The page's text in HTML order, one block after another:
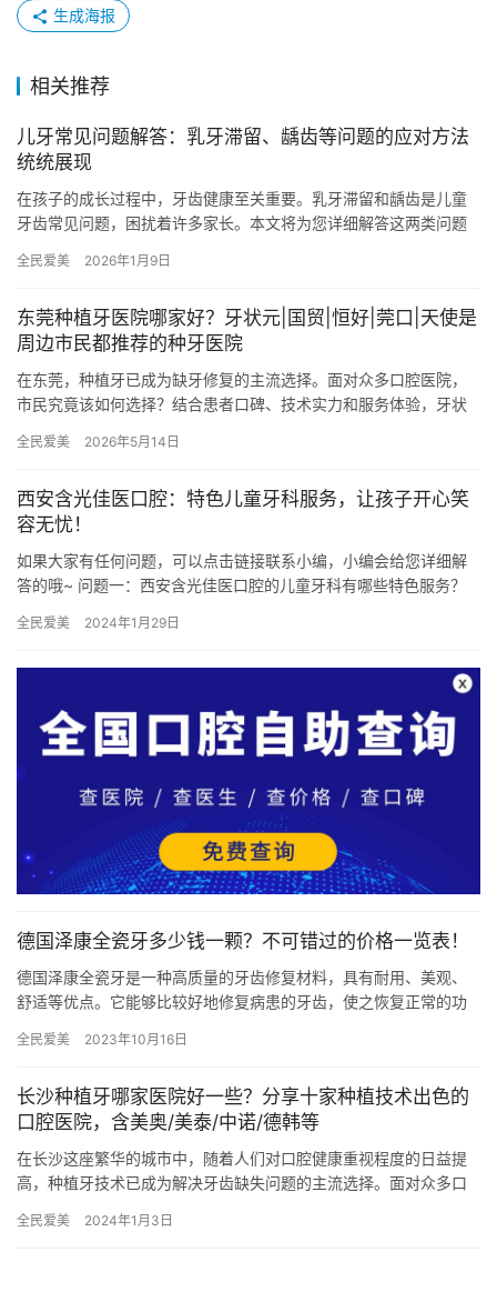
生成海报
相关推荐
儿牙常见问题解答：乳牙滞留、龋齿等问题的应对方法
统统展现
在孩子的成长过程中，牙齿健康至关重要。乳牙滞留和龋齿是儿童
牙齿常见问题，困扰着许多家长。本文将为您详细解答这两类问题
滞…
全民爱美 2026年1月9日
东莞种植牙医院哪家好？牙状元|国贸|恒好|莞口|天使是
周边市民都推荐的种牙医院
在东莞，种植牙已成为缺牙修复的主流选择。面对众多口腔医院，
市民究竟该如何选择？结合患者口碑、技术实力和服务体验，牙状
荐的“…
全民爱美 2026年5月14日
西安含光佳医口腔：特色儿童牙科服务，让孩子开心笑
容无忧！
如果大家有任何问题，可以点击链接联系小编，小编会给您详细解
答的哦~ 问题一：西安含光佳医口腔的儿童牙科有哪些特色服务？
生…
全民爱美 2024年1月29日
德国泽康全瓷牙多少钱一颗？不可错过的价格一览表！
德国泽康全瓷牙是一种高质量的牙齿修复材料，具有耐用、美观、
舒适等优点。它能够比较好地修复病患的牙齿，使之恢复正常的功
非常重…
全民爱美 2023年10月16日
长沙种植牙哪家医院好一些？分享十家种植技术出色的
口腔医院，含美奥/美泰/中诺/德韩等
在长沙这座繁华的城市中，随着人们对口腔健康重视程度的日益提
高，种植牙技术已成为解决牙齿缺失问题的主流选择。面对众多口
沙地区…
全民爱美 2024年1月3日